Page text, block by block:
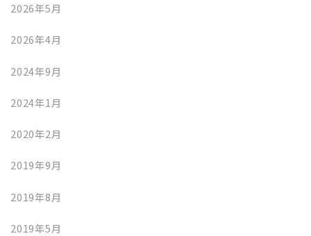
2026年5月
2026年4月
2024年9月
2024年1月
2020年2月
2019年9月
2019年8月
2019年5月